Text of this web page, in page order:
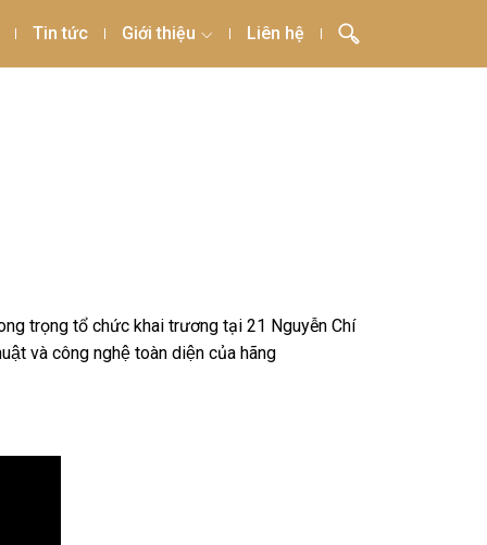
Tin tức Giới thiệu Liên hệ
trọng tổ chức khai trương tại 21 Nguyễn Chí
và công nghệ toàn diện của hãng